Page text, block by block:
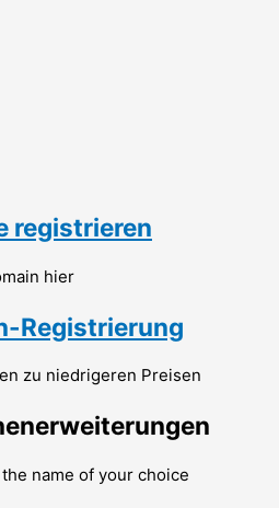
registrieren
hier
Registrierung
zu niedrigeren Preisen
name of your choice